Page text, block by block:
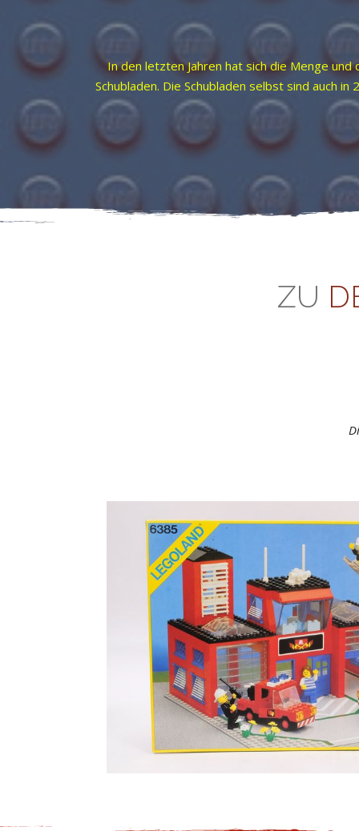
In den letzten Jahren hat sich die Menge
Schubladen. Die Schubladen selbst sind auch
ZU